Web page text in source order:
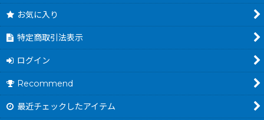
お気に入り
特定商取引法表示
ログイン
Recommend
最近チェックしたアイテム